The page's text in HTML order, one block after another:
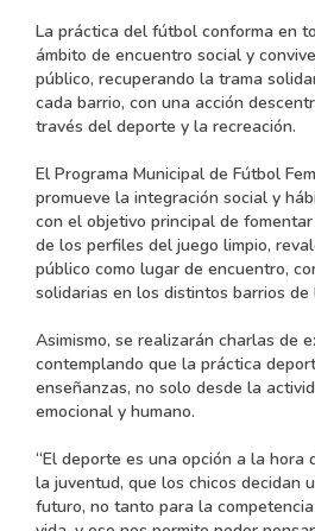
La práctica del fútbol conforma en
ámbito de encuentro social y
público, recuperando la trama
cada barrio, con una acción
través del deporte y la recreación.
El Programa Municipal de Fútbol
promueve la integración social y
con el objetivo principal de
de los perfiles del juego limpio,
público como lugar de encuentro,
solidarias en los distintos barrios de
Asimismo, se realizarán charlas de
contemplando que la práctica
enseñanzas, no solo desde la
emocional y humano.
“El deporte es una opción a la hora
la juventud, que los chicos decidan
futuro, no tanto para la